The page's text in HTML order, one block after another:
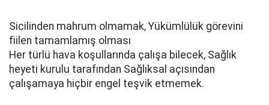
Sicilinden mahrum olmamak, Yükümlülük görevini
fiilen tamamlamış olması
Her türlü hava koşullarında çalışa bilecek, Sağlık
heyeti kurulu tarafından Sağlıksal açısından
çalışamaya hiçbir engel teşvik etmemek.